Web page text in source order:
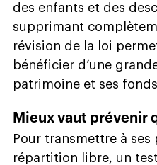
des enfants et des
supprimant
révision de la loi
bénéficier d’une
patrimoine et ses
Mieux vaut prévenir
Pour transmettre à
répartition libre, un